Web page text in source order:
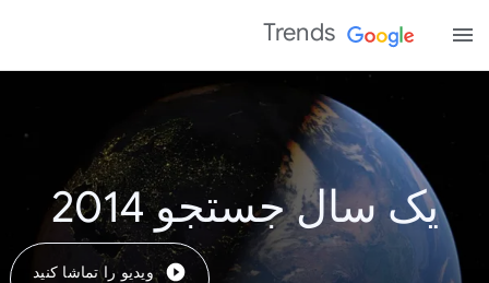
Trends
یک سال جستجو 2014
ویدیو را تماشا کنید